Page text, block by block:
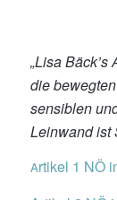
„Lisa
die
sensiblen
Leinwand ist
Artikel 1 NÖ